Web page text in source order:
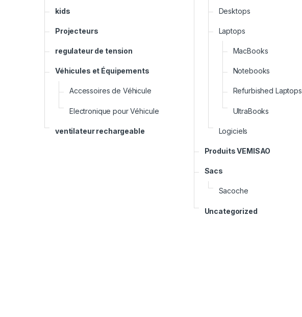
kids
Projecteurs
regulateur de tension
Véhicules et Équipements
Accessoires de Véhicule
Electronique pour Véhicule
ventilateur rechargeable
Desktops
Laptops
MacBooks
Notebooks
Refurbished Laptops
UltraBooks
Logiciels
Produits VEMISAO
Sacs
Sacoche
Uncategorized